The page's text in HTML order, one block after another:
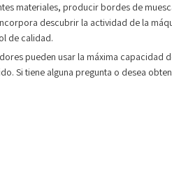
materiales, producir bordes de
descubrir la actividad de la
de calidad.
pueden usar la máxima
Si tiene alguna pregunta o desea